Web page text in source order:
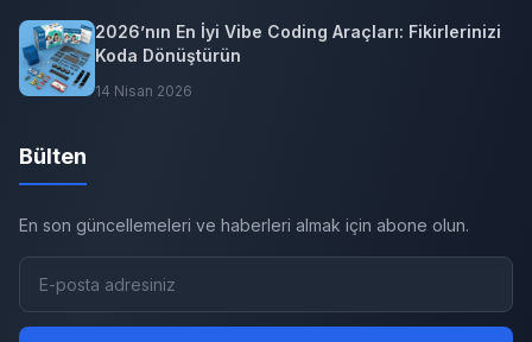
2026’nın En İyi Vibe Coding Araçları: Fikirlerinizi
Koda Dönüştürün
14 Nisan 2026
Bülten
En son güncellemeleri ve haberleri almak için abone olun.